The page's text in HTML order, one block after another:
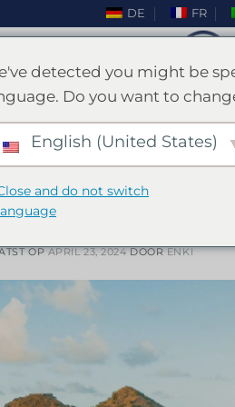
DE FR
TAG ARCHIEVEN:
Een
OPAPRIL 23, 2024 DOORENKI
detected you might be
Do you want to
English (United States)
and do not switch